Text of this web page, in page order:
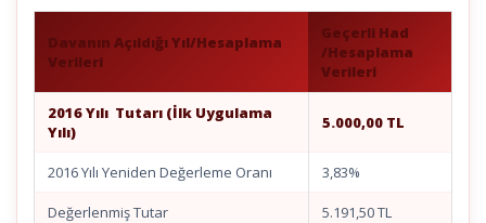
Davanın Açıldığı Yıl/Hesaplama
Verileri
Geçerli Had
/Hesaplama
Verileri
2016 Yılı Tutarı (İlk Uygulama
Yılı)
5.000,00 TL
2016 Yılı Yeniden Değerleme Oranı 3,83%
Değerlenmiş Tutar 5.191,50 TL